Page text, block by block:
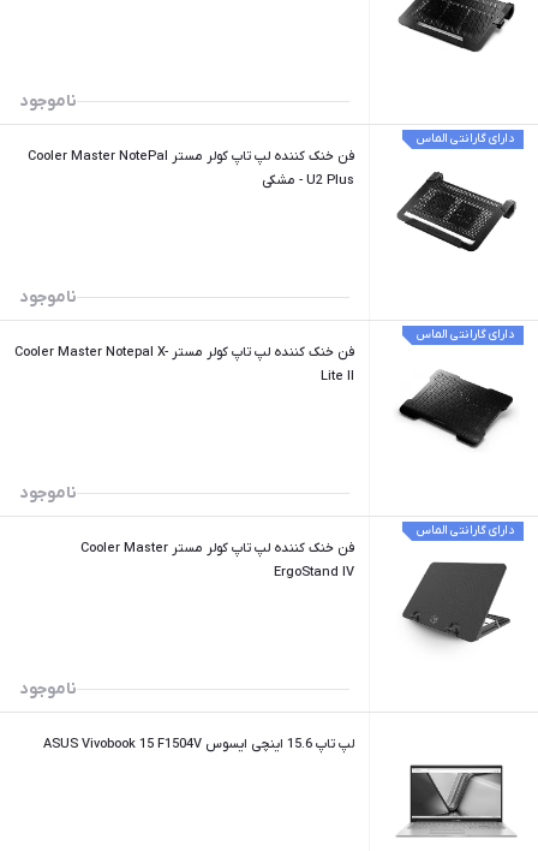
ناموجود
دارای گارانتی الماس
فن خنک کننده لپ تاپ کولر مستر Cooler Master NotePal
U2 Plus - مشکی
ناموجود
دارای گارانتی الماس
فن خنک کننده لپ تاپ کولر مستر Cooler Master Notepal X-
Lite II
ناموجود
دارای گارانتی الماس
فن خنک کننده لپ تاپ کولر مستر Cooler Master
ErgoStand IV
ناموجود
لپ تاپ 15.6 اینچی ایسوس ASUS Vivobook 15 F1504V